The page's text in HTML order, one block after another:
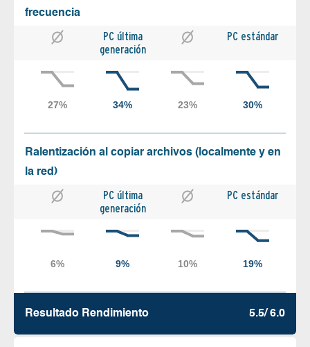
frecuencia
PC última
generación
PC estándar
Ralentización al copiar archivos (localmente y en
la red)
PC última
generación
PC estándar
Resultado Rendimiento 5.5/ 6.0